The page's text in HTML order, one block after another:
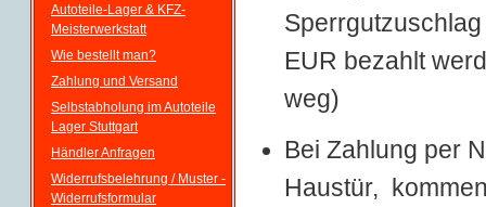
Autoteile-Lager & KFZ-
Meisterwerkstatt
Wie bestellt man?
Zahlung und Versand
Selbstabholung im Autoteile
Lager Stuttgart
Händler Anfragen
Widerrufsbelehrung / Muster -
Widerrufsformular
EUR bezahlt
weg)
Bei Zahlung per
Haustür,